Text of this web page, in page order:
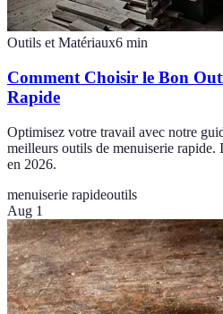
Outils et Matériaux6 min
Comment Choisir le Bon
Rapide
Optimisez votre travail avec notre
meilleurs outils de menuiserie rapide.
en 2026.
menuiserie rapideoutils
Aug 1